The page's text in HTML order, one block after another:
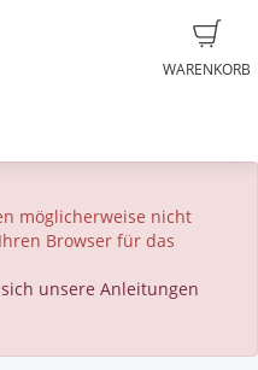
WARENKORB
möglicherweise nicht
Browser für das
unsere Anleitungen